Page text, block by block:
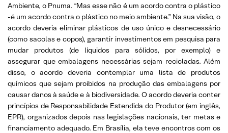
Ambiente, o Pnuma. “Mas esse não é um acordo contra o plástico
-é um acordo contra o plástico no meio ambiente.” Na sua visão, o
acordo deveria eliminar plásticos de uso único e desnecessário
(como sacolas e copos), garantir investimentos em pesquisa para
mudar produtos (de líquidos para sólidos, por exemplo) e
assegurar que embalagens necessárias sejam recicladas. Além
disso, o acordo deveria contemplar uma lista de produtos
químicos que sejam proibidos na produção das embalagens por
causar danos à saúde e à biodiversidade. O acordo deveria conter
princípios de Responsabilidade Estendida do Produtor (em inglês,
EPR), organizados depois nas legislações nacionais, ter metas e
financiamento adequado. Em Brasília, ela teve encontros com os